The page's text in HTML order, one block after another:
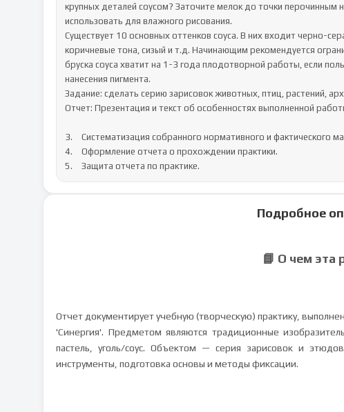
крупных деталей соусом? Заточите мелок до точки
использовать для влажного рисования.
Существует 10 основных оттенков соуса. В них входит черно-
коричневые тона, сизый и т.д. Начинающим рекомендуется
бруска соуса хватит на 1-3 года плодотворной работы, если
нанесения пигмента.
Задание: сделать серию зарисовок животных, птиц, растений,
Отчет: Презентация и текст об особенностях выполненной
3.	Систематизация собранного нормативного и фактического материала.
4.	Оформление отчета о прохождении практики.
5.	Защита отчета по практике.
Подробное
📘 О чем эта
Отчет документирует учебную (творческую) практику,
'Синергия'. Предметом являются традиционные
пастель, уголь/соус. Объектом — серия зарисовок и
инструменты, подготовка основы и методы фиксации.